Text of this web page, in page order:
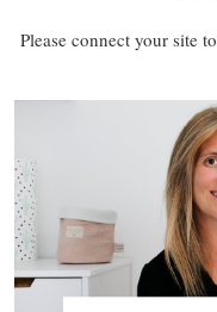
Please connect your site